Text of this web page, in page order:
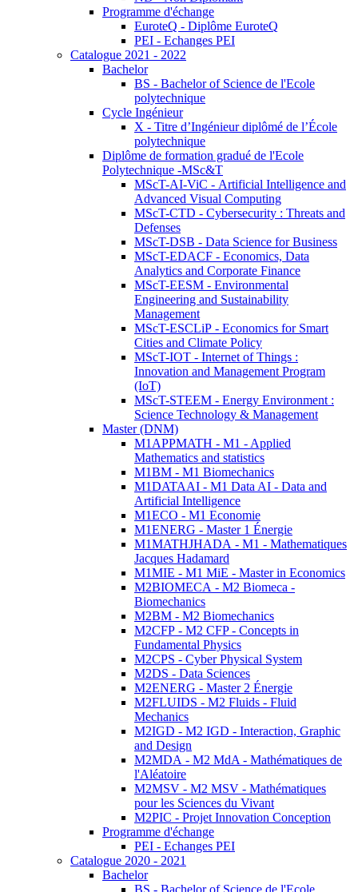
Programme d'échange
EuroteQ - Diplôme EuroteQ
PEI - Echanges PEI
Catalogue 2021 - 2022
Bachelor
BS - Bachelor of Science de l'Ecole
polytechnique
Cycle Ingénieur
X - Titre d’Ingénieur diplômé de l’École
polytechnique
Diplôme de formation gradué de l'Ecole
Polytechnique -MSc&T
MScT-AI-ViC - Artificial Intelligence and
Advanced Visual Computing
MScT-CTD - Cybersecurity : Threats and
Defenses
MScT-DSB - Data Science for Business
MScT-EDACF - Economics, Data
Analytics and Corporate Finance
MScT-EESM - Environmental
Engineering and Sustainability
Management
MScT-ESCLiP - Economics for Smart
Cities and Climate Policy
MScT-IOT - Internet of Things :
Innovation and Management Program
(IoT)
MScT-STEEM - Energy Environment :
Science Technology & Management
Master (DNM)
M1APPMATH - M1 - Applied
Mathematics and statistics
M1BM - M1 Biomechanics
M1DATAAI - M1 Data AI - Data and
Artificial Intelligence
M1ECO - M1 Economie
M1ENERG - Master 1 Énergie
M1MATHJHADA - M1 - Mathematiques
Jacques Hadamard
M1MIE - M1 MiE - Master in Economics
M2BIOMECA - M2 Biomeca -
Biomechanics
M2BM - M2 Biomechanics
M2CFP - M2 CFP - Concepts in
Fundamental Physics
M2CPS - Cyber Physical System
M2DS - Data Sciences
M2ENERG - Master 2 Énergie
M2FLUIDS - M2 Fluids - Fluid
Mechanics
M2IGD - M2 IGD - Interaction, Graphic
and Design
M2MDA - M2 MdA - Mathématiques de
l'Aléatoire
M2MSV - M2 MSV - Mathématiques
pour les Sciences du Vivant
M2PIC - Projet Innovation Conception
Programme d'échange
PEI - Echanges PEI
Catalogue 2020 - 2021
Bachelor
BS - Bachelor of Science de l'Ecole